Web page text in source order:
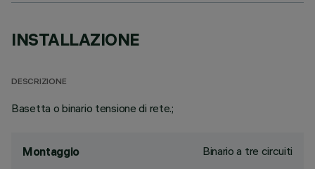
INSTALLAZIONE
DESCRIZIONE
Basetta o binario tensione di rete.;
Montaggio Binario a tre circuiti